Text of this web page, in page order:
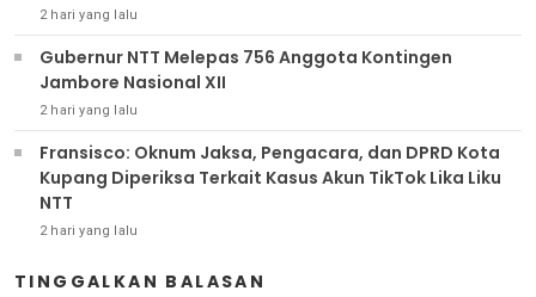
2 hari yang lalu
Gubernur NTT Melepas 756 Anggota Kontingen
Jambore Nasional XII
2 hari yang lalu
Fransisco: Oknum Jaksa, Pengacara, dan DPRD Kota
Kupang Diperiksa Terkait Kasus Akun TikTok Lika Liku
NTT
2 hari yang lalu
TINGGALKAN BALASAN